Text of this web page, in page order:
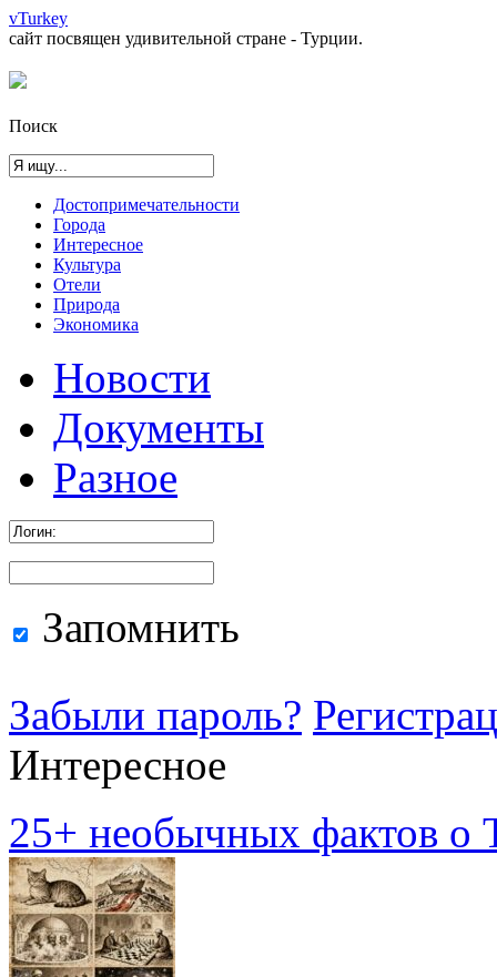
vTurkey
сайт посвящен удивительной стране - Турции.
Поиск
Достопримечательности
Города
Интересное
Культура
Отели
Природа
Экономика
Новости
Документы
Разное
Запомнить
Забыли пароль?
Интересное
25+ необычных фактов о